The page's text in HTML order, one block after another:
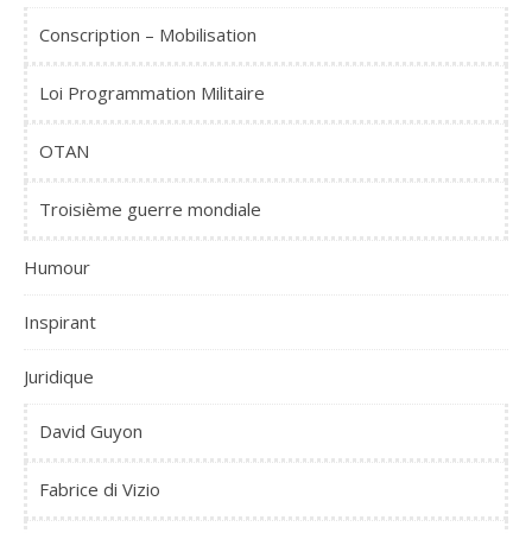
Conscription – Mobilisation
Loi Programmation Militaire
OTAN
Troisième guerre mondiale
Humour
Inspirant
Juridique
David Guyon
Fabrice di Vizio